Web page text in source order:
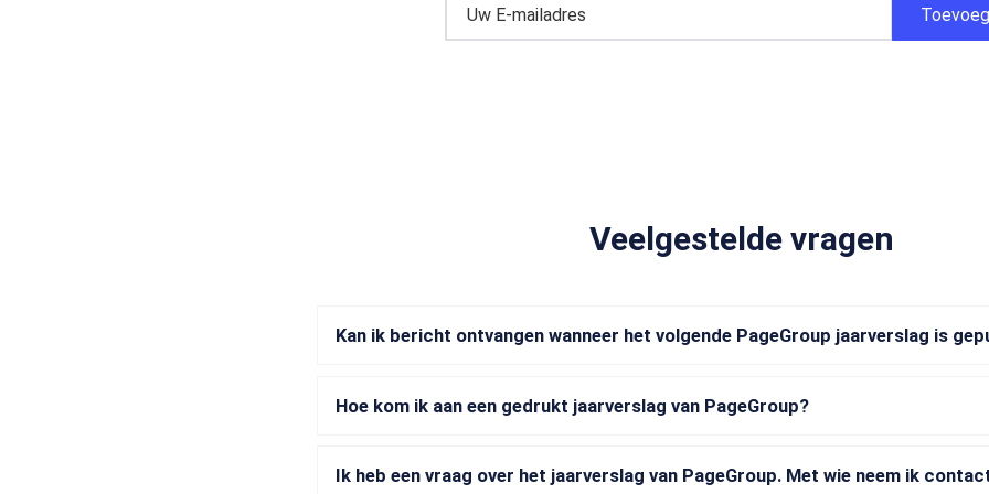
Veelgestelde vragen
Kan ik bericht ontvangen wanneer het volgende PageGroup jaarverslag is
Hoe kom ik aan een gedrukt jaarverslag van PageGroup?
Ik heb een vraag over het jaarverslag van PageGroup. Met wie neem ik